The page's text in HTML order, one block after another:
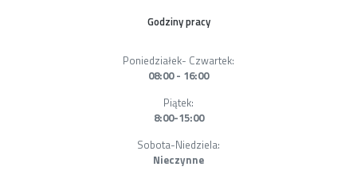
Godziny pracy
Poniedziałek- Czwartek:
08:00 - 16:00
Piątek:
8:00-15:00
Sobota-Niedziela:
Nieczynne